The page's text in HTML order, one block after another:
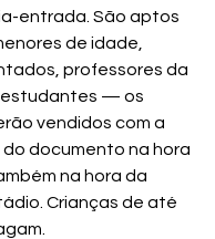
entrada. São aptos
de idade,
professores da
estudantes — os
vendidos com a
documento na hora
na hora da
Crianças de até